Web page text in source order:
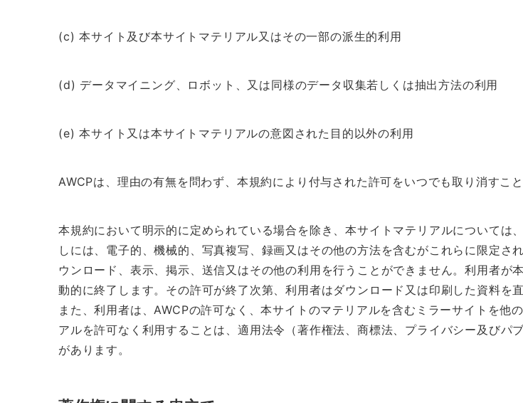
(c) 本サイト及び本サイトマテリアル又はその一部の派生的利用
(d) データマイニング、ロボット、又は同様のデータ収集若しくは抽出方法の利用
(e) 本サイト又は本サイトマテリアルの意図された目的以外の利用
AWCPは、理由の有無を問わず、本規約により付与された許可をいつでも取り消すこと
本規約において明示的に定められている場合を除き、本サイトマテリアルについて
しには、電子的、機械的、写真複写、録画又はその他の方法を含むがこれらに限定
ウンロード、表示、掲示、送信又はその他の利用を行うことができません。利用者
動的に終了します。その許可が終了次第、利用者はダウンロード又は印刷した資料を
また、利用者は、AWCPの許可なく、本サイトのマテリアルを含むミラーサイトを他
アルを許可なく利用することは、適用法令（著作権法、商標法、プライバシー及び
があります。